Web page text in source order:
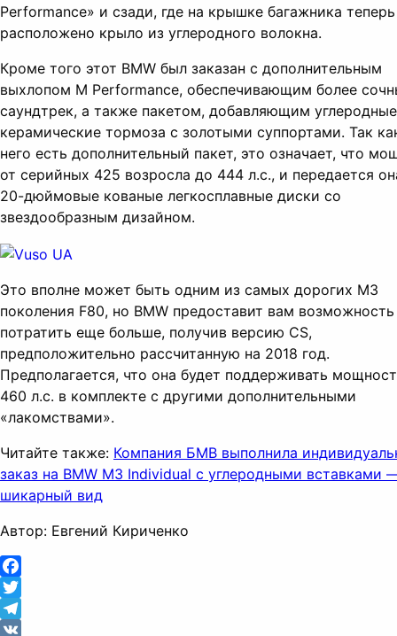
Performance» и сзади, где на крышке багажника теперь
расположено крыло из углеродного волокна.
Кроме того этот BMW был заказан с дополнительным
выхлопом M Performance, обеспечивающим более
саундтрек, а также пакетом, добавляющим углеродные
керамические тормоза с золотыми суппортами. Так
него есть дополнительный пакет, это означает, что
от серийных 425 возросла до 444 л.с., и передается
20-дюймовые кованые легкосплавные диски со
звездообразным дизайном.
Это вполне может быть одним из самых дорогих M3
поколения F80, но BMW предоставит вам возможность
потратить еще больше, получив версию CS,
предположительно рассчитанную на 2018 год.
Предполагается, что она будет поддерживать
460 л.с. в комплекте с другими дополнительными
«лакомствами».
Читайте также: Компания БМВ выполнила
заказ на BMW M3 Individual с углеродными вставками
шикарный вид
Автор: Евгений Кириченко
Facebook
Twitter
Telegram